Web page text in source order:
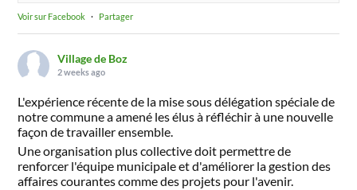
Voir sur Facebook · Partager
Village de Boz
2 weeks ago
L'expérience récente de la mise sous délégation spéciale de
notre commune a amené les élus à réfléchir à une nouvelle
façon de travailler ensemble.
Une organisation plus collective doit permettre de
renforcer l'équipe municipale et d'améliorer la gestion des
affaires courantes comme des projets pour l'avenir.